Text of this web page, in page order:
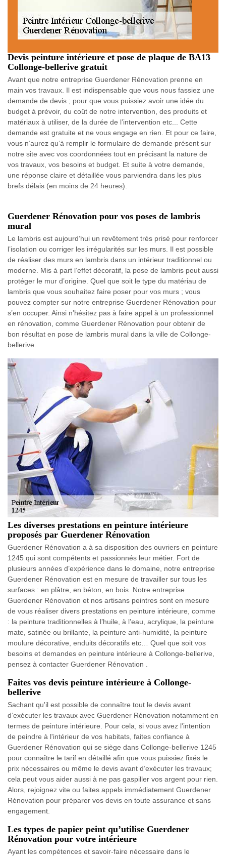
Devis peinture intérieure et pose de plaque de BA13
Collonge-bellerive gratuit
Avant que notre entreprise Guerdener Rénovation prenne en
main vos travaux. Il est indispensable que vous nous fassiez une
demande de devis ; pour que vous puissiez avoir une idée du
budget à prévoir, du coût de notre intervention, des produits et
matériaux à utiliser, de la durée de l’intervention etc... Cette
demande est gratuite et ne vous engage en rien. Et pour ce faire,
vous n’aurez qu’à remplir le formulaire de demande présent sur
notre site avec vos coordonnées tout en précisant la nature de
vos travaux, vos besoins et budget. Et suite à votre demande,
une réponse claire et détaillée vous parviendra dans les plus
brefs délais (en moins de 24 heures).
Guerdener Rénovation pour vos poses de lambris
mural
Le lambris est aujourd’hui un revêtement très prisé pour renforcer
l’isolation ou corriger les irrégularités sur les murs. Il est possible
de réaliser des murs en lambris dans un intérieur traditionnel ou
moderne. Mis à part l’effet décoratif, la pose de lambris peut aussi
protéger le mur d’origine. Quel que soit le type du matériau de
lambris que vous souhaitez faire poser pour vos murs ; vous
pouvez compter sur notre entreprise Guerdener Rénovation pour
s’en occuper. Ainsi n’hésitez pas à faire appel à un professionnel
en rénovation, comme Guerdener Rénovation pour obtenir de
bon résultat en pose de lambris mural dans la ville de Collonge-
bellerive.
Les diverses prestations en peinture intérieure
proposés par Guerdener Rénovation
Guerdener Rénovation a à sa disposition des ouvriers en peinture
1245 qui sont compétents et passionnés leur métier. Fort de
plusieurs années d’expérience dans le domaine, notre entreprise
Guerdener Rénovation est en mesure de travailler sur tous les
surfaces : en plâtre, en béton, en bois. Notre entreprise
Guerdener Rénovation et nos artisans peintres sont en mesure
de vous réaliser divers prestations en peinture intérieure, comme
: la peinture traditionnelles à l’huile, à l’eau, acrylique, la peinture
mate, satinée ou brillante, la peinture anti-humidité, la peinture
moulure décorative, enduits décoratifs etc… Quel que soit vos
besoins et demandes en peinture intérieure à Collonge-bellerive,
pensez à contacter Guerdener Rénovation .
Faites vos devis peinture intérieure à Collonge-
bellerive
Sachant qu'il est possible de connaître tout le devis avant
d’exécuter les travaux avec Guerdener Rénovation notamment en
termes de peinture intérieure. Pour cela, si vous avez l'intention
de peindre à l'intérieur de vos habitats, faites confiance à
Guerdener Rénovation qui se siège dans Collonge-bellerive 1245
pour connaître le tarif en détaillé afin que vous puissiez fixés le
prix nécessaires ou même le devis avant d’exécuter les travaux;
cela peut vous aider aussi à ne pas gaspiller vos argent pour rien.
Alors, rejoignez vite ou faites appels immédiatement Guerdener
Rénovation pour préparer vos devis en toute assurance et sans
engagement.
Les types de papier peint qu’utilise Guerdener
Rénovation pour votre intérieure
Ayant les compétences et savoir-faire nécessaire dans le